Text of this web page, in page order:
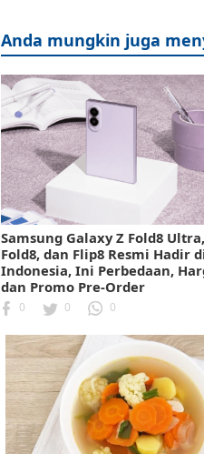
Anda mungkin juga
Samsung Galaxy Z Fold8 Ultra,
Fold8, dan Flip8 Resmi Hadir
Indonesia, Ini Perbedaan,
dan Promo Pre-Order
0 0 0